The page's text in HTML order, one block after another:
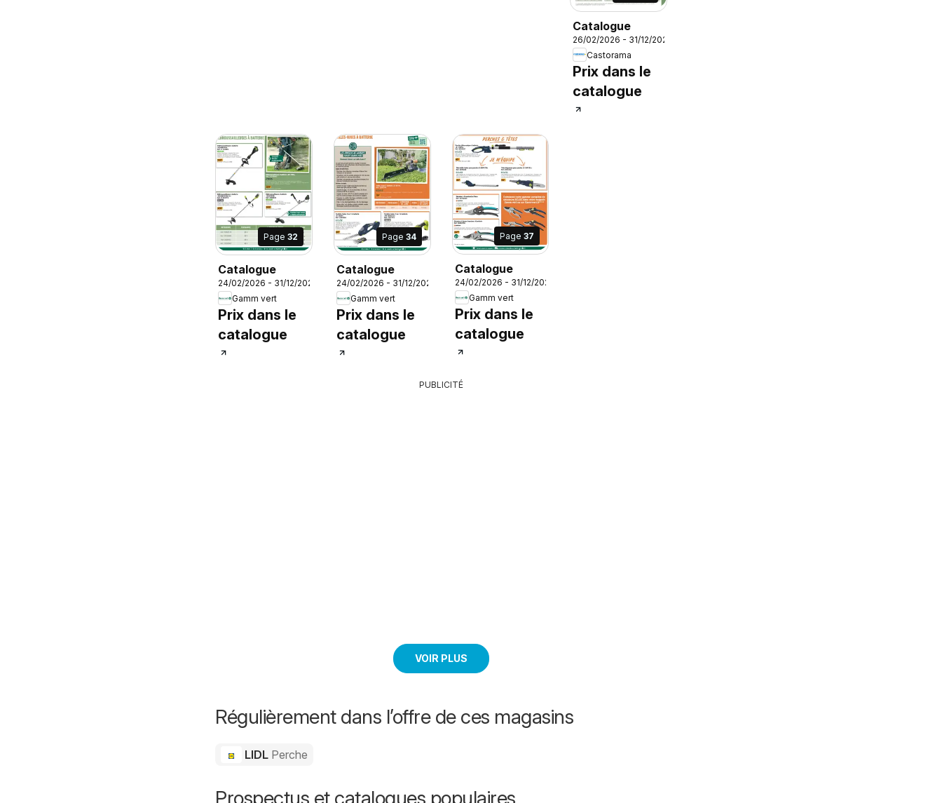
Catalogue
26/02/2026 - 31/12/2026
Castorama
Prix dans le
catalogue
Page 32
Catalogue
24/02/2026 - 31/12/2026
Gamm vert
Prix dans le
catalogue
Page 34
Catalogue
24/02/2026 - 31/12/2026
Gamm vert
Prix dans le
catalogue
Page37
Catalogue
24/02/2026 - 31/12/2026
Gamm vert
Prix dans le
catalogue
PUBLICITÉ
VOIR PLUS
Régulièrement dans l’offre de ces magasins
LIDL Perche